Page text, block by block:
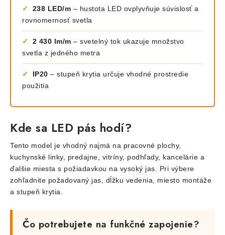
✓ 238 LED/m – hustota LED ovplyvňuje súvislosť a
rovnomernosť svetla
✓ 2 430 lm/m – svetelný tok ukazuje množstvo
svetla z jedného metra
✓ IP20 – stupeň krytia určuje vhodné prostredie
použitia
Kde sa LED pás hodí?
Tento model je vhodný najmä na pracovné plochy,
kuchynské linky, predajne, vitríny, podhľady, kancelárie a
ďalšie miesta s požiadavkou na vysoký jas. Pri výbere
zohľadnite požadovaný jas, dĺžku vedenia, miesto montáže
a stupeň krytia.
Čo potrebujete na funkčné zapojenie?